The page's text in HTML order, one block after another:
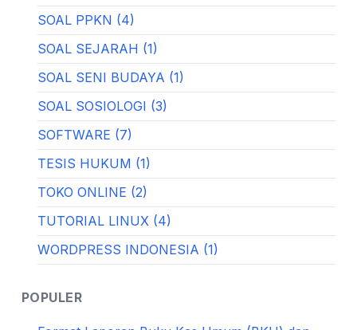
SOAL PPKN (4)
SOAL SEJARAH (1)
SOAL SENI BUDAYA (1)
SOAL SOSIOLOGI (3)
SOFTWARE (7)
TESIS HUKUM (1)
TOKO ONLINE (2)
TUTORIAL LINUX (4)
WORDPRESS INDONESIA (1)
POPULER